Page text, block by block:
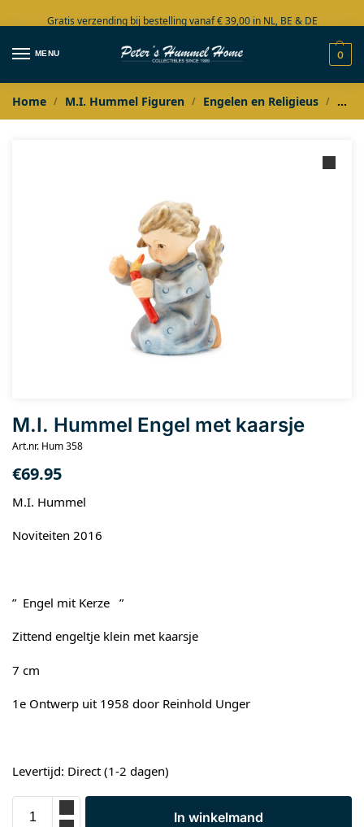
Gratis verzending bij bestelling vanaf € 39,00 in NL, BE & DE
Grote collectie in voorraad
MENU 0
Home / M.I. Hummel Figuren / Engelen en Religieus / M.I.
M.I. Hummel Engel met kaarsje
Art.nr. Hum 358
€69.95
M.I. Hummel
Noviteiten 2016
” Engel mit Kerze ”
Zittend engeltje klein met kaarsje
7 cm
1e Ontwerp uit 1958 door Reinhold Unger
Levertijd: Direct (1-2 dagen)
In winkelmand